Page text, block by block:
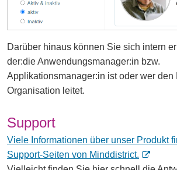
Darüber hinaus können Sie sich intern
der:die Anwendungsmanager:in bzw.
Applikationsmanager:in ist oder wer den
Organisation leitet.
Support
Viele Informationen über unser Produkt
Support-Seiten von Minddistrict.